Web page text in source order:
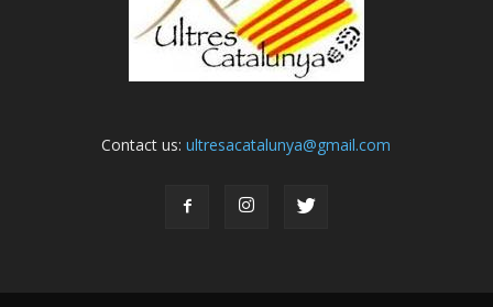
Contact us:ultresacatalunya@gmail.com